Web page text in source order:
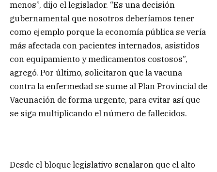
menos”, dijo el legislador. “Es una decisión
gubernamental que nosotros deberíamos tener
como ejemplo porque la economía pública se vería
más afectada con pacientes internados, asistidos
con equipamiento y medicamentos costosos”,
agregó. Por último, solicitaron que la vacuna
contra la enfermedad se sume al Plan Provincial de
Vacunación de forma urgente, para evitar así que
se siga multiplicando el número de fallecidos.
Desde el bloque legislativo señalaron que el alto